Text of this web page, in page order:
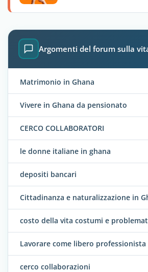
Argomenti del forum sulla
Matrimonio in Ghana
Vivere in Ghana da pensionato
CERCO COLLABORATORI
le donne italiane in ghana
depositi bancari
Cittadinanza e naturalizzazione in
costo della vita costumi e
Lavorare come libero professionista
cerco collaborazioni